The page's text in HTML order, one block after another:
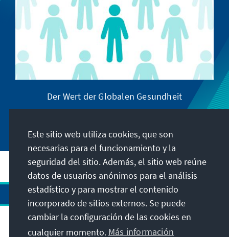
Der Wert der Globalen Gesundheit
Este sitio web utiliza cookies, que son
necesarias para el funcionamiento y la
seguridad del sitio. Además, el sitio web reúne
datos de usuarios anónimos para el análisis
estadístico y para mostrar el contenido
incorporado de sitios externos. Se puede
cambiar la configuración de las cookies en
cualquier momento. Más información